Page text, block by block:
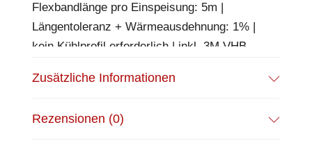
Flexbandlänge pro Einspeisung: 5m |
Längentoleranz + Wärmeausdehnung: 1% |
kein Kühlprofil erforderlich | inkl. 3M VHB
reinigen und entfetten! Nicht wieder ablösen!
Anschlusskabel beidseitig
Zusätzliche Informationen
Rezensionen (0)